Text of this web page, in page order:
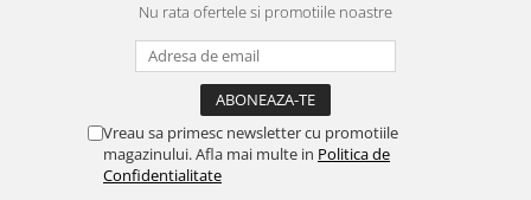
Nu rata ofertele si promotiile noastre
Vreau sa primesc newsletter cu promotiile
magazinului. Afla mai multe in Politica de
Confidentialitate